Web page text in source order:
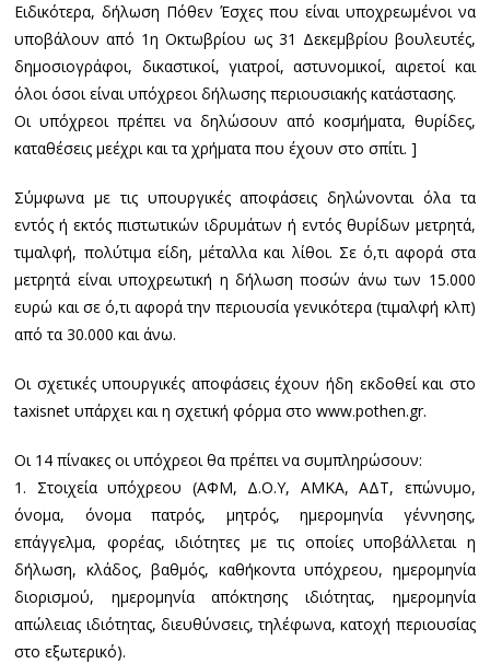
Ειδικότερα, δήλωση Πόθεν Έσχες που είναι υποχρεωμένοι να
υποβάλουν από 1η Οκτωβρίου ως 31 Δεκεμβρίου βουλευτές,
δημοσιογράφοι, δικαστικοί, γιατροί, αστυνομικοί, αιρετοί και
όλοι όσοι είναι υπόχρεοι δήλωσης περιουσιακής κατάστασης.
Οι υπόχρεοι πρέπει να δηλώσουν από κοσμήματα, θυρίδες,
καταθέσεις μεέχρι και τα χρήματα που έχουν στο σπίτι. ]
Σύμφωνα με τις υπουργικές αποφάσεις δηλώνονται όλα τα
εντός ή εκτός πιστωτικών ιδρυμάτων ή εντός θυρίδων μετρητά,
τιμαλφή, πολύτιμα είδη, μέταλλα και λίθοι. Σε ό,τι αφορά στα
μετρητά είναι υποχρεωτική η δήλωση ποσών άνω των 15.000
ευρώ και σε ό,τι αφορά την περιουσία γενικότερα (τιμαλφή κλπ)
από τα 30.000 και άνω.
Οι σχετικές υπουργικές αποφάσεις έχουν ήδη εκδοθεί και στο
taxisnet υπάρχει και η σχετική φόρμα στο www.pothen.gr.
Οι 14 πίνακες οι υπόχρεοι θα πρέπει να συμπληρώσουν:
1. Στοιχεία υπόχρεου (ΑΦΜ, Δ.Ο.Υ, ΑΜΚΑ, ΑΔΤ, επώνυμο,
όνομα, όνομα πατρός, μητρός, ημερομηνία γέννησης,
επάγγελμα, φορέας, ιδιότητες με τις οποίες υποβάλλεται η
δήλωση, κλάδος, βαθμός, καθήκοντα υπόχρεου, ημερομηνία
διορισμού, ημερομηνία απόκτησης ιδιότητας, ημερομηνία
απώλειας ιδιότητας, διευθύνσεις, τηλέφωνα, κατοχή περιουσίας
στο εξωτερικό).